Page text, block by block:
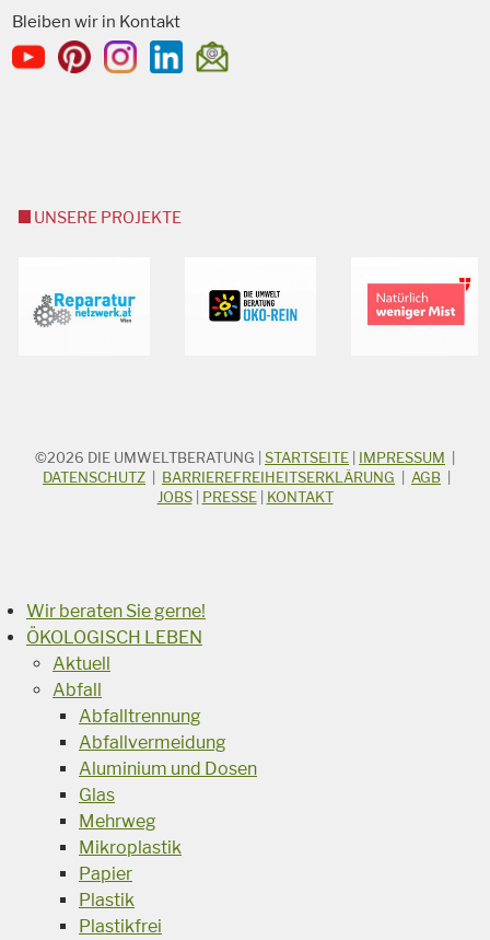
Bleiben wir in Kontakt
UNSERE PROJEKTE
STICHWORTSUCHE
Suchbegriff
©2026 DIE UMWELTBERATUNG STARTSEITE IMPRESSUM
DATENSCHUTZ
BARRIEREFREIHEITSERKLÄRUNG AGB
JOBS| PRESSE| KONTAKT
Wir beraten Sie gerne!
ÖKOLOGISCH LEBEN
Aktuell
Abfall
Abfalltrennung
Abfallvermeidung
Aluminium und Dosen
Glas
Mehrweg
Mikroplastik
Papier
Plastik
Plastikfrei